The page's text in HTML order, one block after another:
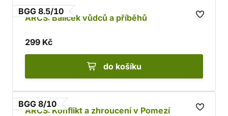
BGG 8.5/10
ARCS: Balíček vůdců a příběhů
299 Kč
do košíku
BGG 8/10
ARCS: Konflikt a zhroucení v Pomezí